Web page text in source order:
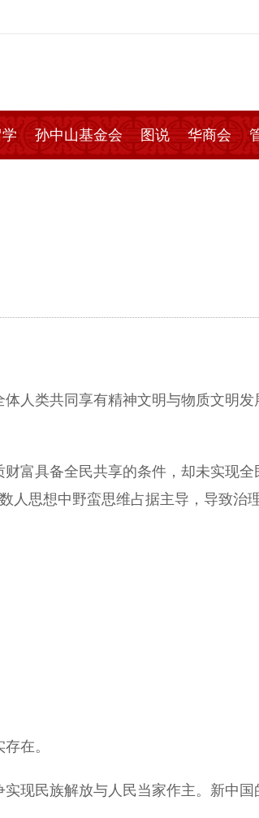
孙中山基金会 图说 华商会
人类共同享有精神文明与物质文明发
富具备全民共享的条件，却未实现全
人思想中野蛮思维占据主导，导致治
在。
现民族解放与人民当家作主。新中国